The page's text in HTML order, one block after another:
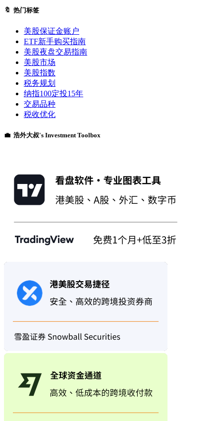
🔖 热门标签
美股保证金账户
ETF新手购买指南
美股夜盘交易指南
美股市场
美股指数
税务规划
纳指100定投15年
交易品种
税收优化
💼 浩外大叔's Investment Toolbox